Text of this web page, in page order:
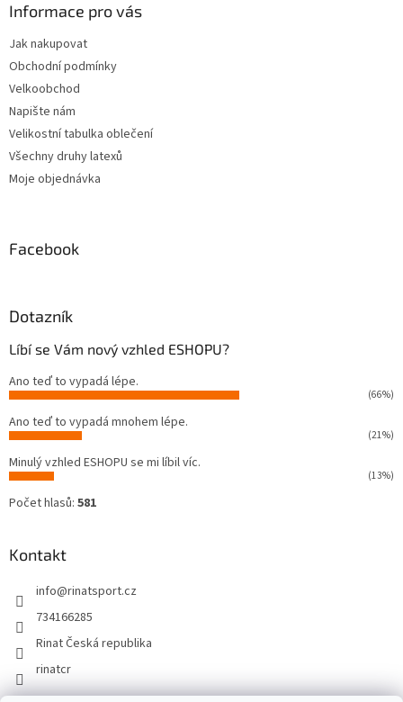
Informace pro vás
Jak nakupovat
Obchodní podmínky
Velkoobchod
Napište nám
Velikostní tabulka oblečení
Všechny druhy latexů
Moje objednávka
Facebook
Dotazník
Líbí se Vám nový vzhled ESHOPU?
Ano teď to vypadá lépe.
(66%)
Ano teď to vypadá mnohem lépe.
(21%)
Minulý vzhled ESHOPU se mi líbil víc.
(13%)
Počet hlasů: 581
Kontakt
info@rinatsport.cz
734166285
Rinat Česká republika
rinatcr